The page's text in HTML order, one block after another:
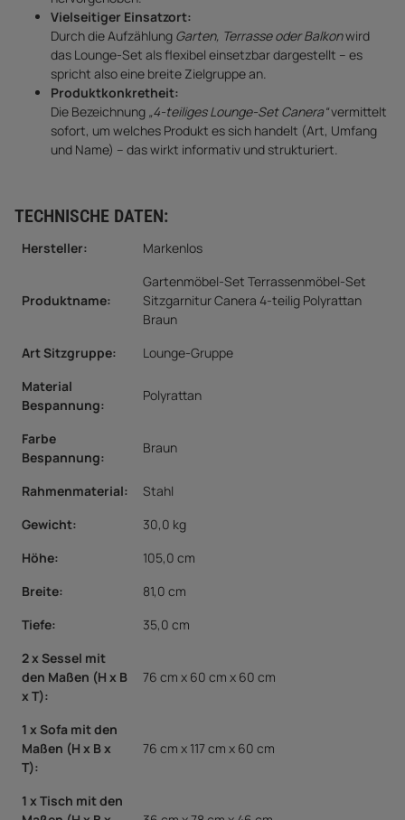
Vielseitiger Einsatzort:
Durch die Aufzählung Garten, Terrasse oder Balkonwird
das Lounge-Set als flexibel einsetzbar dargestellt – es
spricht also eine breite Zielgruppe an.
Produktkonkretheit:
Die Bezeichnung „4-teiliges Lounge-Set Canera“vermittelt
sofort, um welches Produkt es sich handelt (Art, Umfang
und Name) – das wirkt informativ und strukturiert.
TECHNISCHE DATEN:
Hersteller: Markenlos
Produktname:
Gartenmöbel-Set Terrassenmöbel-Set
Sitzgarnitur Canera 4-teilig Polyrattan
Braun
Art Sitzgruppe:
Lounge-Gruppe
Material
Bespannung:
Polyrattan
Farbe
Bespannung:
Braun
Rahmenmaterial:
Stahl
Gewicht:
30,0 kg
Höhe:
105,0 cm
Breite:
81,0 cm
Tiefe:
35,0 cm
2 x Sessel mit
den Maßen (H x B
x T):
76 cm x 60 cm x 60 cm
1 x Sofa mit den
Maßen (H x B x
T):
76 cm x 117 cm x 60 cm
1 x Tisch mit den